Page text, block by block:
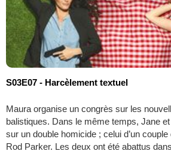
S03E07 - Harcèlement textuel
Maura organise un congrès sur les
balistiques. Dans le même temps, Jane
sur un double homicide ; celui d’un
Rod Parker. Les deux ont été abattus